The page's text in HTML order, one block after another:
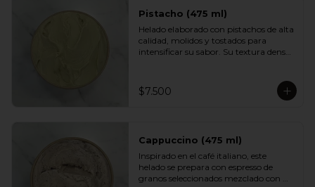
Pistacho (475 ml)
Helado elaborado con pistachos de alta
calidad, molidos y tostados para
intensificar su sabor. Su textura densa
elegante, ideal para quienes prefieren
sabores más nobles y sofisticados.
$7.500
Cappuccino (475 ml)
Inspirado en el café italiano, este
helado se prepara con espresso de
granos seleccionados mezclado con